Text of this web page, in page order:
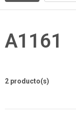
A1161
2 producto(s)